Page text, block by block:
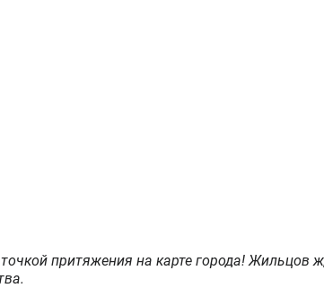
притяжения на карте города! Жильцов